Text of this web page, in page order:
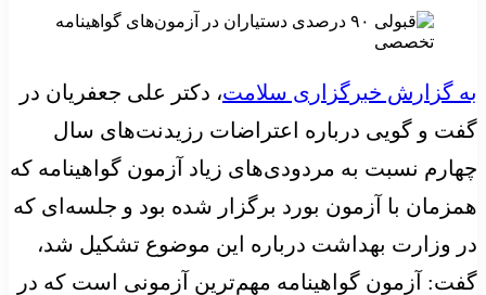
به گزارش خبرگزاری سلامت، دکتر علی جعفریان در
گفت و گویی درباره اعتراضات رزیدنت‌های سال
چهارم نسبت به مردودی‌های زیاد آزمون گواهینامه که
همزمان با آزمون بورد برگزار شده بود و جلسه‌ای که
در وزارت بهداشت درباره این موضوع تشکیل شد،
گفت: آزمون گواهینامه مهم‌ترین آزمونی است که در